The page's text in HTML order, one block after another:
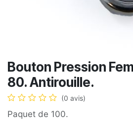
Bouton Pression
80. Antirouille.
(0 avis)
Paquet de 100.